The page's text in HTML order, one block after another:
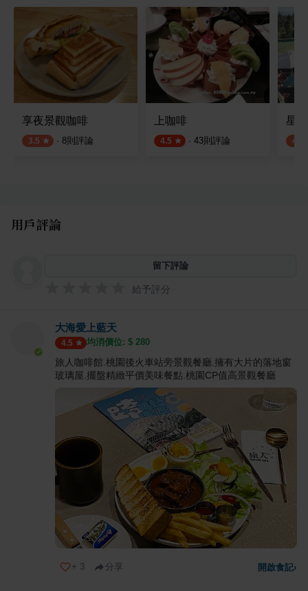
享夜景觀咖啡
3.5 · 8則評論
上咖啡
4.5 · 43則評論
星
4.1
用戶評論
留下評論
給予評分
大海愛上藍天
4.5 均消價位: $ 280
旅人咖啡館.桃園後火車站旁景觀餐廳.擁有大片的落地窗
玻璃屋.擺盤精緻平價美味餐點.桃園CP值高景觀餐廳
+ 3 分享 開啟食記›